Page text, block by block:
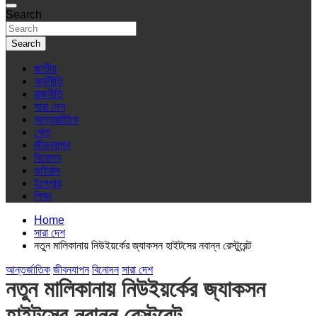
Search
Search
জাতীয়
অর্থনীতি
রাজনীতি
সারা দেশ
আন্তর্জাতিক
খেলা
জীবনযাপন
বিনোদন
ভাইরাস
ইপেপার
শিক্ষা
Home
সারা দেশ
নতুন মালিকানায় নিউইয়র্কের জ্যাকসন হাইটসের নবান্ন রেস্টুরেন্ট
আন্তর্জাতিক জীবনযাপন বিনোদন সারা দেশ
নতুন মালিকানায় নিউইয়র্কের জ্যাকসন